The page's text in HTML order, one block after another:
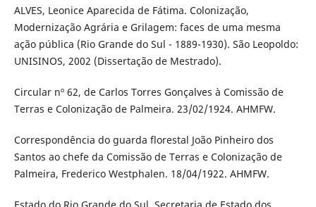
ALVES, Leonice Aparecida de Fátima. Colonização,
Modernização Agrária e Grilagem: faces de uma mesma
ação pública (Rio Grande do Sul - 1889-1930). São Leopoldo:
UNISINOS, 2002 (Dissertação de Mestrado).
Circular nº 62, de Carlos Torres Gonçalves à Comissão de
Terras e Colonização de Palmeira. 23/02/1924. AHMFW.
Correspondência do guarda florestal João Pinheiro dos
Santos ao chefe da Comissão de Terras e Colonização de
Palmeira, Frederico Westphalen. 18/04/1922. AHMFW.